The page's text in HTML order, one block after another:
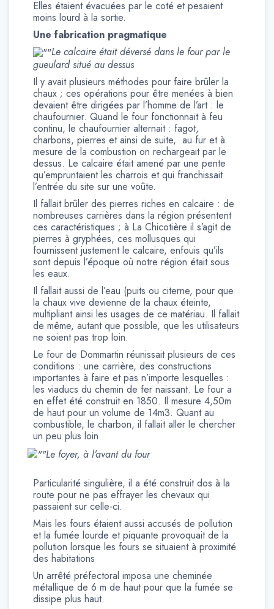
Elles étaient évacuées par le coté et pesaient
moins lourd à la sortie.
Une fabrication pragmatique
Le calcaire était déversé dans le four par le
gueulard situé au dessus
Il y avait plusieurs méthodes pour faire brûler la
chaux ; ces opérations pour être menées à bien
devaient être dirigées par l’homme de l’art : le
chaufournier. Quand le four fonctionnait à feu
continu, le chaufournier alternait : fagot,
charbons, pierres et ainsi de suite, au fur et à
mesure de la combustion on rechargeait par le
dessus. Le calcaire était amené par une pente
qu’empruntaient les charrois et qui franchissait
l’entrée du site sur une voûte.
Il fallait brûler des pierres riches en calcaire : de
nombreuses carrières dans la région présentent
ces caractéristiques ; à La Chicotière il s’agit de
pierres à gryphées, ces mollusques qui
fournissent justement le calcaire, enfouis qu’ils
sont depuis l’époque où notre région était sous
les eaux.
Il fallait aussi de l’eau (puits ou citerne, pour que
la chaux vive devienne de la chaux éteinte,
multipliant ainsi les usages de ce matériau. Il fallait
de même, autant que possible, que les utilisateurs
ne soient pas trop loin.
Le four de Dommartin réunissait plusieurs de ces
conditions : une carrière, des constructions
importantes à faire et pas n’importe lesquelles :
les viaducs du chemin de fer naissant. Le four a
en effet été construit en 1850. Il mesure 4,50m
de haut pour un volume de 14m3. Quant au
combustible, le charbon, il fallait aller le chercher
un peu plus loin.
Le foyer, à l’avant du four
Particularité singulière, il a été construit dos à la
route pour ne pas effrayer les chevaux qui
passaient sur celle-ci.
Mais les fours étaient aussi accusés de pollution
et la fumée lourde et piquante provoquait de la
pollution lorsque les fours se situaient à proximité
des habitations
Un arrêté préfectoral imposa une cheminée
métallique de 6 m de haut pour que la fumée se
dissipe plus haut.